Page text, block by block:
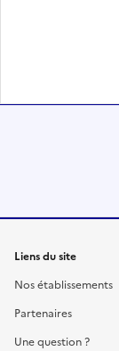
Liens du site
Nos établissements
Partenaires
Une question ?